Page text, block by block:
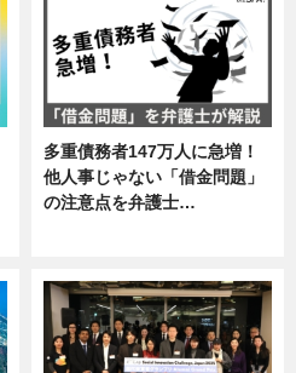
多重債務者147万人に急増！
他人事じゃない「借金問題」
の注意点を弁護士…